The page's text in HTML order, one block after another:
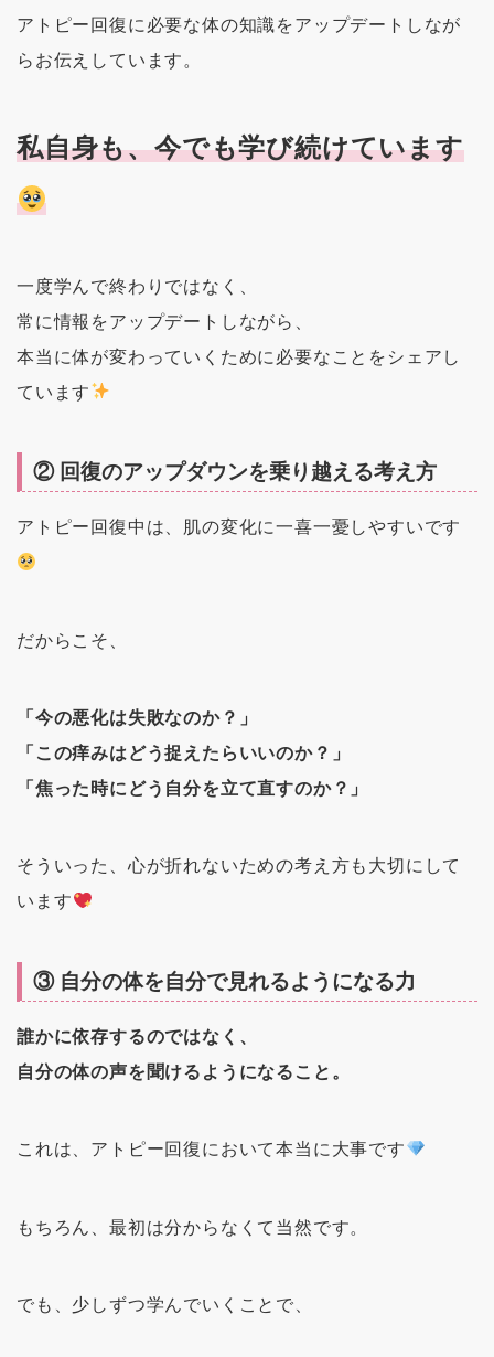
アトピー回復に必要な体の知識をアップデートしなが
らお伝えしています。
私自身も、今でも学び続けています
一度学んで終わりではなく、
常に情報をアップデートしながら、
本当に体が変わっていくために必要なことをシェアし
ています
② 回復のアップダウンを乗り越える考え方
アトピー回復中は、肌の変化に一喜一憂しやすいです
だからこそ、
「今の悪化は失敗なのか？」
「この痒みはどう捉えたらいいのか？」
「焦った時にどう自分を立て直すのか？」
そういった、心が折れないための考え方も大切にして
います
③ 自分の体を自分で見れるようになる力
誰かに依存するのではなく、
自分の体の声を聞けるようになること。
これは、アトピー回復において本当に大事です
もちろん、最初は分からなくて当然です。
でも、少しずつ学んでいくことで、